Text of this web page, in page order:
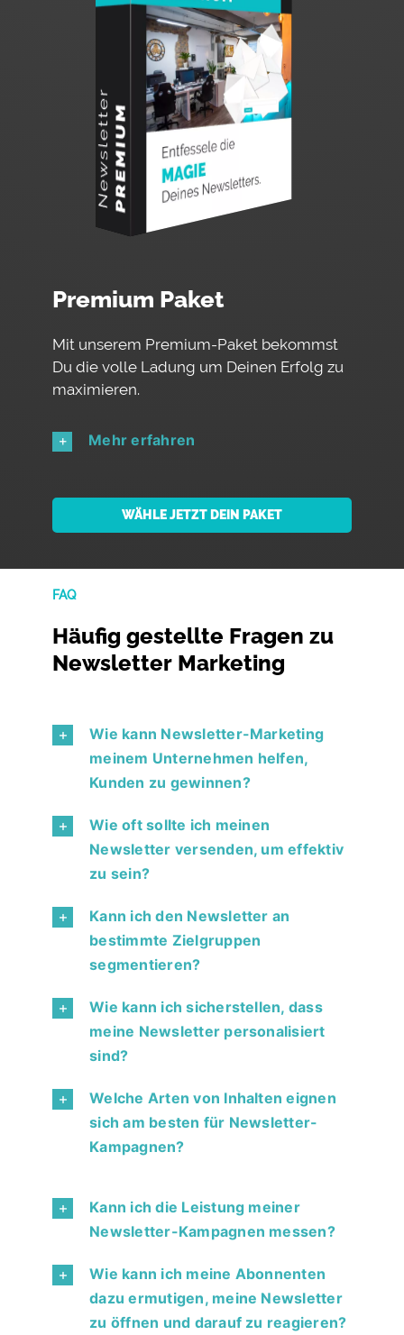
Premium Paket
Mit unserem Premium-Paket bekommst
Du die volle Ladung um Deinen Erfolg zu
maximieren.
Mehr erfahren
WÄHLE JETZT DEIN PAKET
FAQ
Häufig gestellte Fragenzu
Newsletter Marketing
Wie kann Newsletter-Marketing
meinem Unternehmen helfen,
Kunden zu gewinnen?
Wie oft sollte ich meinen
Newsletter versenden, um effektiv
zu sein?
Kann ich den Newsletter an
bestimmte Zielgruppen
segmentieren?
Wie kann ich sicherstellen, dass
meine Newsletter personalisiert
sind?
Welche Arten von Inhalten eignen
sich am besten für Newsletter-
Kampagnen?
Kann ich die Leistung meiner
Newsletter-Kampagnen messen?
Wie kann ich meine Abonnenten
dazu ermutigen, meine Newsletter
zu öffnen und darauf zu reagieren?